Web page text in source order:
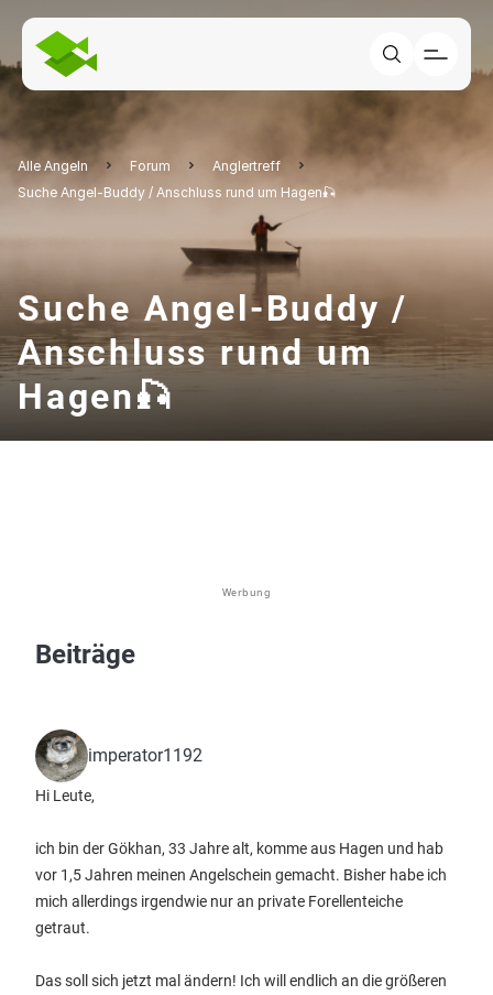
Alle Angeln Forum
Anglertreff
Suche Angel-Buddy / Anschluss rund um Hagen🎣
Suche Angel-Buddy /
Anschluss rund um
Hagen🎣
Werbung
Beiträge
imperator1192
Hi Leute,
ich bin der Gökhan, 33 Jahre alt, komme aus Hagen und hab
vor 1,5 Jahren meinen Angelschein gemacht. Bisher habe ich
mich allerdings irgendwie nur an private Forellenteiche
getraut.
Das soll sich jetzt mal ändern! Ich will endlich an die größeren